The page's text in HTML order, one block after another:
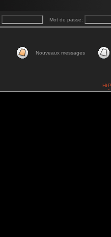
Mot de passe:
Nouveaux messages